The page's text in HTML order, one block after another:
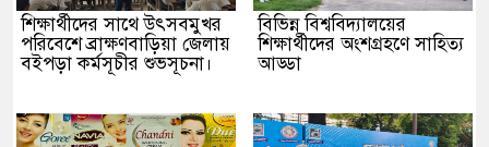
শিক্ষার্থীদের সাথে উৎসবমুখর
পরিবেশে ব্রাক্ষণবাড়িয়া জেলায়
বইপড়া কর্মসূচীর শুভসূচনা।
বিভিন্ন বিশ্ববিদ্যালয়ের
শিক্ষার্থীদের অংশগ্রহণে সাহিত্য
আড্ডা